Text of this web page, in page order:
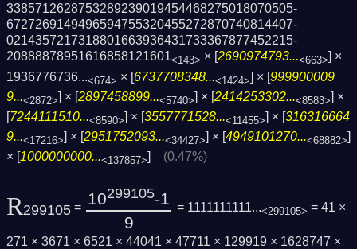
3385712628753289239019454468275018070505­
6727269149496594755320455272870740814407­
0214357217318801663936431733367877452215­
20888878951616858121601<143> × [2690974793...<663>] ×
1936776736...<674> × [6737708348...<1424>] × [999900009
9...<2872>] × [2897458899...<5740>] × [2414253302...<8583>] ×
[7244111510...<8590>] × [3557771528...<11455>] × [316316664
9...<17216>] × [2951752093...<34427>] × [4949101270...<68882>]
× [1000000000...<137857>] (0.47%)
R299105 = 10299105-1
9
= 1111111111... <299105> = 41 ×
271 × 3671 × 6521 × 44041 × 47711 × 129919 × 1628747 ×